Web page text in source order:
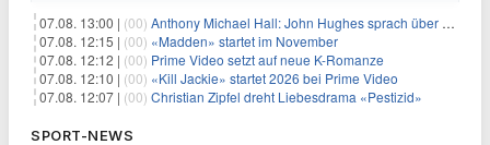
07.08. 13:00 | (00) Anthony Michael Hall: John Hughes sprach über eine Fortsetzung von 'The Breakfast Club'
07.08. 12:15 | (00) «Madden» startet im November
07.08. 12:12 | (00) Prime Video setzt auf neue K-Romanze
07.08. 12:10 | (00) «Kill Jackie» startet 2026 bei Prime Video
07.08. 12:07 | (00) Christian Zipfel dreht Liebesdrama «Pestizid»
SPORT-NEWS